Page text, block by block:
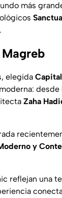
más
elegida
desde
Zaha
y
reflejan una